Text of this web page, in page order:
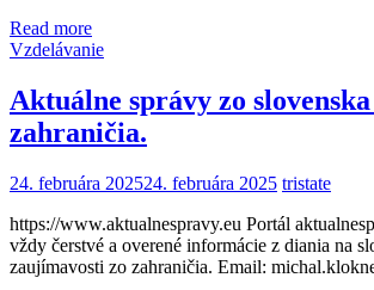
Read more
Vzdelávanie
Aktuálne správy zo
zahraničia.
24. februára 202524. februára 2025 tristate
https://www.aktualnespravy.eu Portál
vždy čerstvé a overené informácie z diania na
zaujímavosti zo zahraničia. Email: